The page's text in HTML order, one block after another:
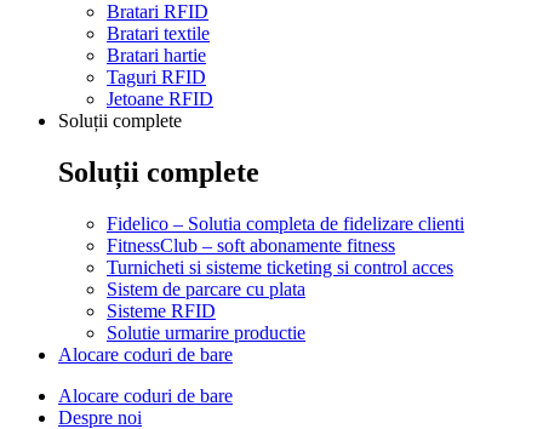
Bratari RFID
Bratari textile
Bratari hartie
Taguri RFID
Jetoane RFID
Soluții complete
Soluții complete
Fidelico – Solutia completa de fidelizare clienti
FitnessClub – soft abonamente fitness
Turnicheti si sisteme ticketing si control acces
Sistem de parcare cu plata
Sisteme RFID
Solutie urmarire productie
Alocare coduri de bare
Alocare coduri de bare
Despre noi